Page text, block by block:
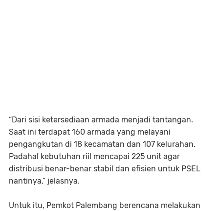
“Dari sisi ketersediaan armada menjadi tantangan.
Saat ini terdapat 160 armada yang melayani
pengangkutan di 18 kecamatan dan 107 kelurahan.
Padahal kebutuhan riil mencapai 225 unit agar
distribusi benar-benar stabil dan efisien untuk PSEL
nantinya,” jelasnya.
Untuk itu, Pemkot Palembang berencana melakukan